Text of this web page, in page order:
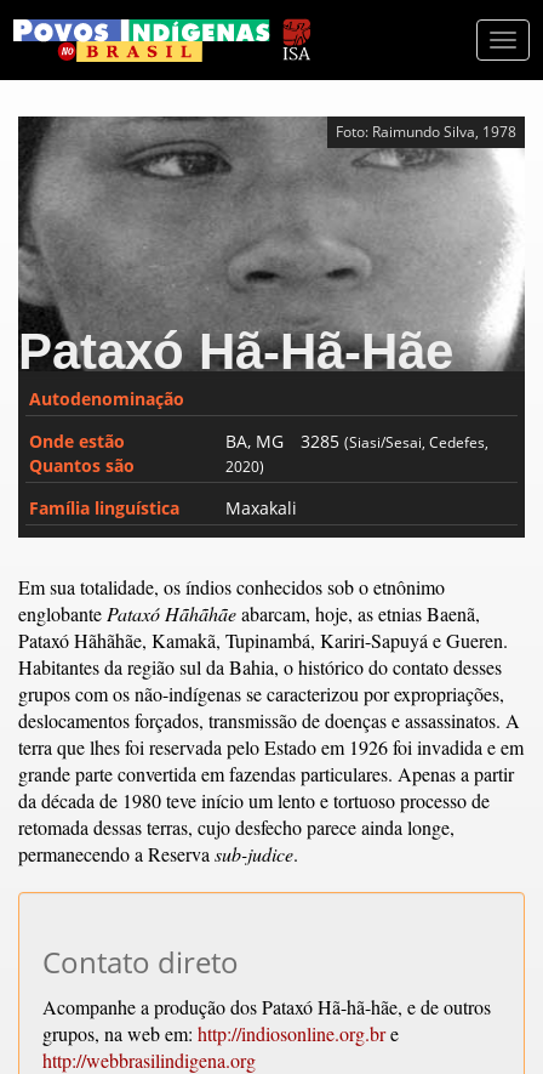
Foto: Raimundo Silva, 1978
Pataxó Hã-Hã-Hãe
Autodenominação
Onde estão
Quantos são
BA, MG 3285(Siasi/Sesai, Cedefes,
2020)
Família linguística Maxakali
Em sua totalidade, os índios conhecidos sob o etnônimo
englobantePataxó Hãhãhãeabarcam, hoje, as etnias Baenã,
Pataxó Hãhãhãe, Kamakã, Tupinambá, Kariri-Sapuyá e Gueren.
Habitantes da região sul da Bahia, o histórico do contato desses
grupos com os não-indígenas se caracterizou por expropriações,
deslocamentos forçados, transmissão de doenças e assassinatos. A
terra que lhes foi reservada pelo Estado em 1926 foi invadida e em
grande parte convertida em fazendas particulares. Apenas a partir
da década de 1980 teve início um lento e tortuoso processo de
retomada dessas terras, cujo desfecho parece ainda longe,
permanecendo a Reservasub-judice.
Contato direto
Acompanhe a produção dos Pataxó Hã-hã-hãe, e de outros
grupos, na web em: http://indiosonline.org.bre
http://webbrasilindigena.org